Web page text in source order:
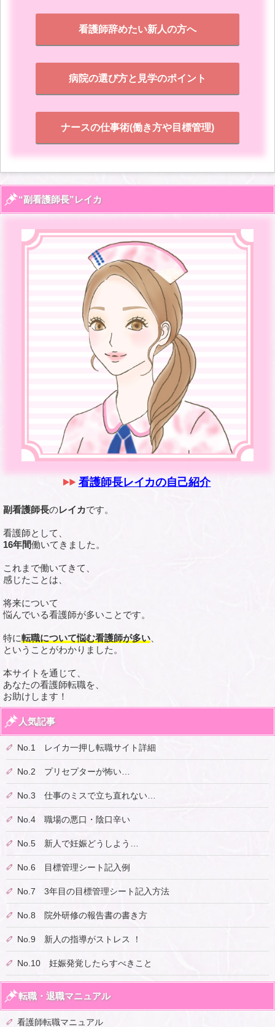
看護師辞めたい新人の方へ
病院の選び方と見学のポイント
ナースの仕事術(働き方や目標管理)
“副看護師長”レイカ
看護師長レイカの自己紹介
副看護師長のレイカです。
看護師として、
16年間働いてきました。
これまで働いてきて、
感じたことは、
将来について
悩んでいる看護師が多いことです。
特に転職について悩む看護師が多い、
ということがわかりました。
本サイトを通じて、
あなたの看護師転職を、
お助けします！
人気記事
No.1 レイカ一押し転職サイト詳細
No.2 プリセプターが怖い…
No.3 仕事のミスで立ち直れない…
No.4 職場の悪口・陰口辛い
No.5 新人で妊娠どうしよう…
No.6 目標管理シート記入例
No.7 3年目の目標管理シート記入方法
No.8 院外研修の報告書の書き方
No.9 新人の指導がストレス ！
No.10 妊娠発覚したらすべきこと
転職・退職マニュアル
看護師転職マニュアル